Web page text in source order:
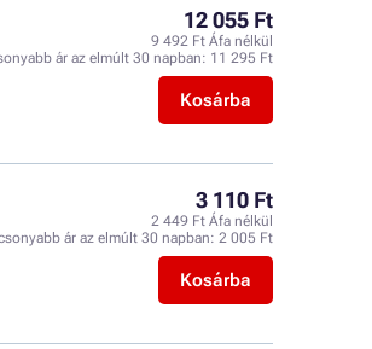
12 055 Ft
9 492 Ft Áfa nélkül
ár az elmúlt 30 napban: 11 295 Ft
Kosárba
3 110 Ft
2 449 Ft Áfa nélkül
ár az elmúlt 30 napban: 2 005 Ft
Kosárba